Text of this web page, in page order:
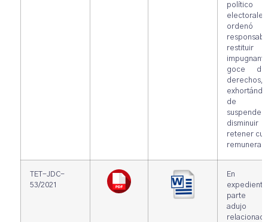
político
ordenó
restituir
goce
derechos,
de
suspender,
retener
TET-JDC-
53/2021
En
parte
adujo